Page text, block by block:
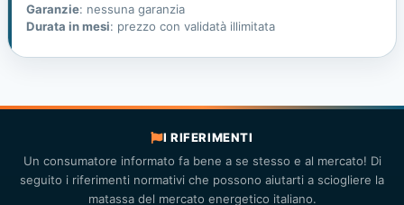
Garanzie: nessuna garanzia
Durata in mesi: prezzo con validatà illimitata
I RIFERIMENTI
Un consumatore informato fa bene a se stesso e al mercato! Di
seguito i riferimenti normativi che possono aiutarti a sciogliere la
matassa del mercato energetico italiano.